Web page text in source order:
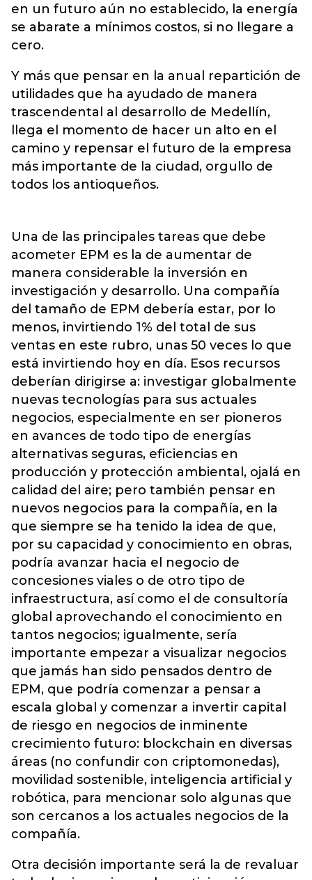
en un futuro aún no establecido, la energía
se abarate a mínimos costos, si no llegare a
cero.
Y más que pensar en la anual repartición de
utilidades que ha ayudado de manera
trascendental al desarrollo de Medellín,
llega el momento de hacer un alto en el
camino y repensar el futuro de la empresa
más importante de la ciudad, orgullo de
todos los antioqueños.
Una de las principales tareas que debe
acometer EPM es la de aumentar de
manera considerable la inversión en
investigación y desarrollo. Una compañía
del tamaño de EPM debería estar, por lo
menos, invirtiendo 1% del total de sus
ventas en este rubro, unas 50 veces lo que
está invirtiendo hoy en día. Esos recursos
deberían dirigirse a: investigar globalmente
nuevas tecnologías para sus actuales
negocios, especialmente en ser pioneros
en avances de todo tipo de energías
alternativas seguras, eficiencias en
producción y protección ambiental, ojalá en
calidad del aire; pero también pensar en
nuevos negocios para la compañía, en la
que siempre se ha tenido la idea de que,
por su capacidad y conocimiento en obras,
podría avanzar hacia el negocio de
concesiones viales o de otro tipo de
infraestructura, así como el de consultoría
global aprovechando el conocimiento en
tantos negocios; igualmente, sería
importante empezar a visualizar negocios
que jamás han sido pensados dentro de
EPM, que podría comenzar a pensar a
escala global y comenzar a invertir capital
de riesgo en negocios de inminente
crecimiento futuro: blockchain en diversas
áreas (no confundir con criptomonedas),
movilidad sostenible, inteligencia artificial y
robótica, para mencionar solo algunas que
son cercanos a los actuales negocios de la
compañía.
Otra decisión importante será la de revaluar